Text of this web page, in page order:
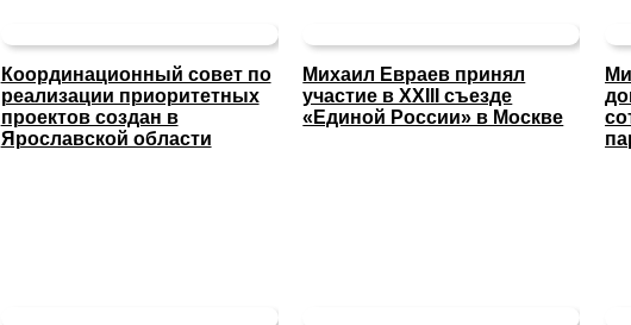
Координационный совет по
реализации приоритетных
проектов создан в
Ярославской области
Михаил Евраев принял
участие в XXIII съезде
«Единой России» в Москве